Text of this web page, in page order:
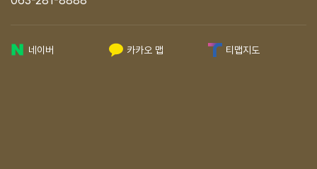
네이버 카카오 맵 티맵지도